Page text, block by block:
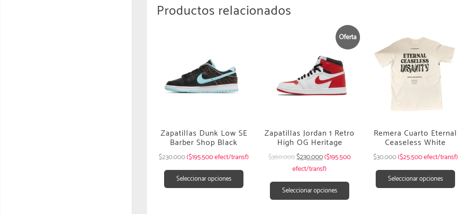
Productos relacionados
Zapatillas Dunk Low SE
Barber Shop Black
$230.000($195.500 efect/transf)
Seleccionar opciones
Oferta
Zapatillas Jordan 1 Retro
High OG Heritage
$360.000$230.000($195.500
efect/transf)
Seleccionar opciones
Remera Cuarto Eternal
Ceaseless White
$30.000($25.500 efect/transf)
Seleccionar opciones